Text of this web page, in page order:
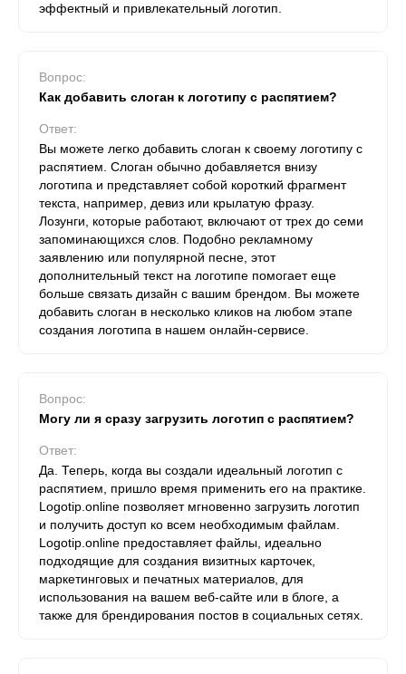
эффектный и привлекательный логотип.
Вопрос:
Как добавить слоган к логотипу с распятием?
Ответ:
Вы можете легко добавить слоган к своему логотипу с
распятием. Слоган обычно добавляется внизу
логотипа и представляет собой короткий фрагмент
текста, например, девиз или крылатую фразу.
Лозунги, которые работают, включают от трех до семи
запоминающихся слов. Подобно рекламному
заявлению или популярной песне, этот
дополнительный текст на логотипе помогает еще
больше связать дизайн с вашим брендом. Вы можете
добавить слоган в несколько кликов на любом этапе
создания логотипа в нашем онлайн-сервисе.
Вопрос:
Могу ли я сразу загрузить логотип с распятием?
Ответ:
Да. Теперь, когда вы создали идеальный логотип с
распятием, пришло время применить его на практике.
Logotip.online позволяет мгновенно загрузить логотип
и получить доступ ко всем необходимым файлам.
Logotip.online предоставляет файлы, идеально
подходящие для создания визитных карточек,
маркетинговых и печатных материалов, для
использования на вашем веб-сайте или в блоге, а
также для брендирования постов в социальных сетях.